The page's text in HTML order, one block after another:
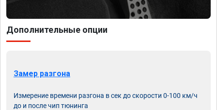
Дополнительные опции
Замер разгона
Измерение времени разгона в сек до скорости 0-100 км/ч
до и после чип тюнинга